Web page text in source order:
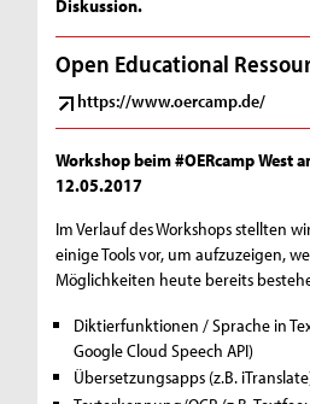
Diskussion.
Open Educational
https://www.oercamp.de/
Workshop beim #OERcamp West
12.05.2017
Im Verlauf des Workshops stellten
einige Tools vor, um aufzuzeigen,
Möglichkeiten heute bereits
Diktierfunktionen / Sprache in
Google Cloud Speech API)
Übersetzungsapps (z.B.